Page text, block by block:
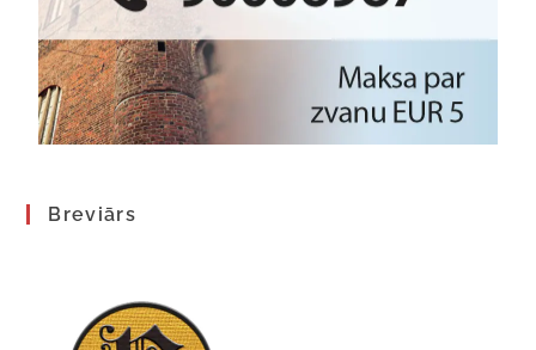
Breviārs